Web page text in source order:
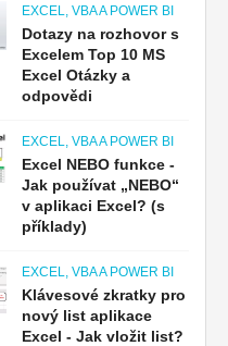
EXCEL, VBA A POWER BI
Dotazy na rozhovor s
Excelem Top 10 MS
Excel Otázky a
odpovědi
EXCEL, VBA A POWER BI
Excel NEBO funkce -
Jak používat „NEBO“
v aplikaci Excel? (s
příklady)
EXCEL, VBA A POWER BI
Klávesové zkratky pro
nový list aplikace
Excel - Jak vložit list?